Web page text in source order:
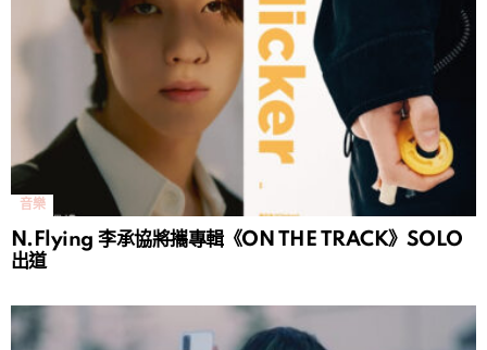
音樂
N.Flying 李承協將攜專輯《ON THE TRACK》SOLO
出道